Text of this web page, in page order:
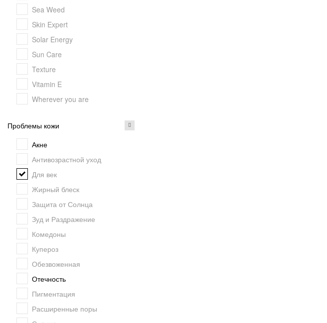
Sea Weed
Skin Expert
Solar Energy
Sun Care
Texture
Vitamin E
Wherever you are
Проблемы кожи
Акне
Антивозрастной уход
Для век
Жирный блеск
Защита от Солнца
Зуд и Раздражение
Комедоны
Купероз
Обезвоженная
Отечность
Пигментация
Расширенные поры